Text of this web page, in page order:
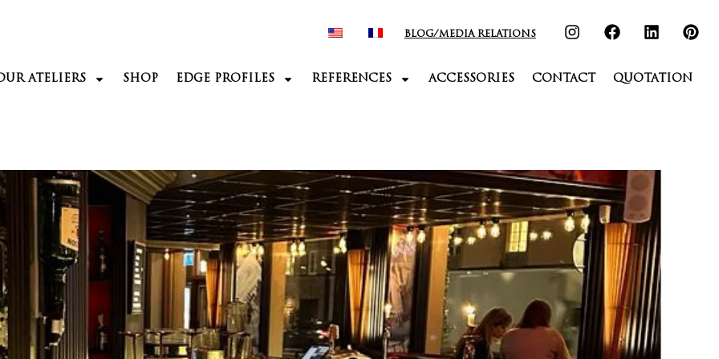
BLOG/MEDIA RELATIONS
ATELIERS SHOP EDGE PROFILES REFERENCES ACCESSORIES CONTACT QUOTATION